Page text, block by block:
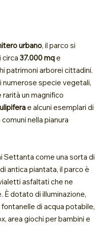
urbano, il parco si
circa37.000 mqe
patrimoni arborei cittadini.
specie vegetali,
un magnifico
e alcuni esemplari di
nella pianura
Settanta come una sorta di
antica piantata, il parco è
asfaltati che ne
È dotato di illuminazione,
di acqua potabile,
area giochi per bambini e